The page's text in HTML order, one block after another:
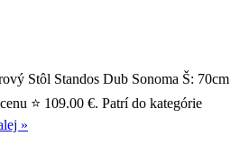
Stôl Standos Dub Sonoma Š: 70cm
⭐ 109.00 €. Patrí do kategórie
»